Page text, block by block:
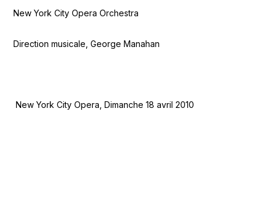
New York City Opera Orchestra
Direction musicale, George Manahan
New York City Opera, Dimanche 18 avril 2010